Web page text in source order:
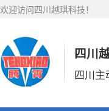
欢迎访问四川越琪科技！
四川
四川